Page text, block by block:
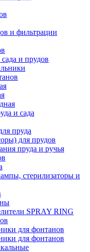
и фильтрации
и прудов
и сада
пруда
для прудов
пруда и ручья
стерилизаторы и
SPRAY RING
для фонтанов
для фонтанов